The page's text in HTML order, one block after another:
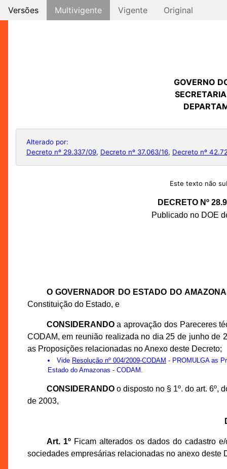
Versões Multivigente Vigente Original
GOVERNO
Alterado por:
Decreto nº 29.337/09, Decreto nº 37.063/16, Decreto nº
Este texto não
DECRETO Nº
Publicado no DOE
O GOVERNADOR DO ESTADO DO
Constituição do Estado, e
CONSIDERANDOa aprovação dos Pareceres
CODAM, em reunião realizada no dia 25 de junho de
as Proposições relacionadas no Anexo deste Decreto;
Vide Resolução nº 004/2009-CODAM - PROMULGA as
Estado do Amazonas - CODAM.
CONSIDERANDOo disposto no § 1º. do art. 6º,
de 2003,
Art. 1ºFicam alterados os dados do cadastro
sociedades empresárias relacionadas no anexo deste